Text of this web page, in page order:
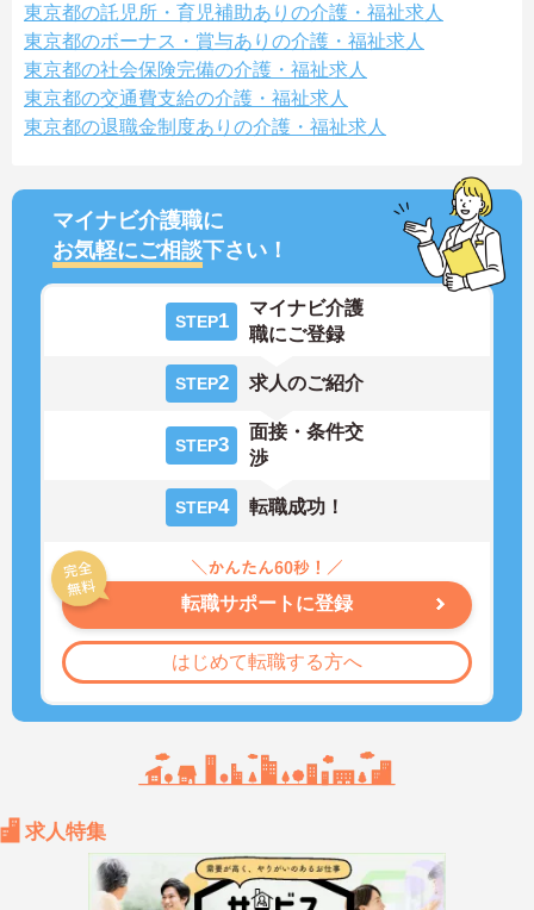
東京都の託児所・育児補助ありの介護・福祉求人
東京都のボーナス・賞与ありの介護・福祉求人
東京都の社会保険完備の介護・福祉求人
東京都の交通費支給の介護・福祉求人
東京都の退職金制度ありの介護・福祉求人
マイナビ介護職に
お気軽にご相談下さい！
STEP1
マイナビ介護
職にご登録
STEP2 求人のご紹介
STEP3
面接・条件交
渉
STEP4 転職成功！
転職サポートに登録
はじめて転職する方へ
求人特集